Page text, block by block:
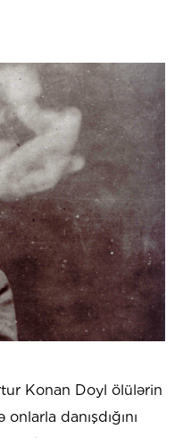
Konan Doyl ölülərin
danışdığını